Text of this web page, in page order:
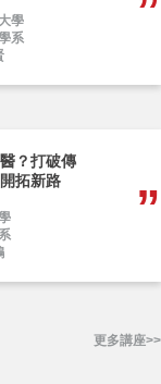
學
系
？打破傳
拓新路
更多講座>>